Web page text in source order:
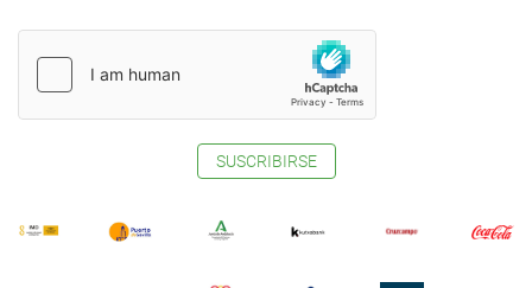
SUSCRIBIRSE